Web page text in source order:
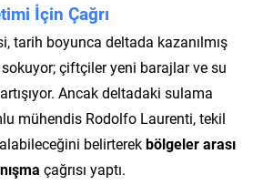
İçin Çağrı
tarih boyunca deltada kazanılmış
çiftçiler yeni barajlar ve su
Ancak deltadaki sulama
mühendis Rodolfo Laurenti, tekil
belirterekbölgeler arası
çağrısı yaptı.